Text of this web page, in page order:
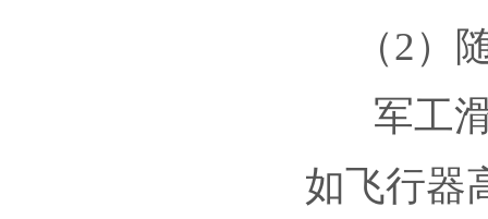
（2）
军工滑
如飞行器